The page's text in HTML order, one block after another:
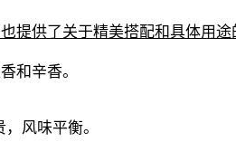
提供了关于精美搭配和具体用途
和辛香。
风味平衡。